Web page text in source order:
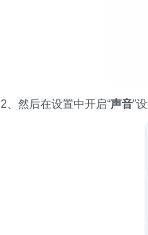
2、然后在设置中开启“声音”